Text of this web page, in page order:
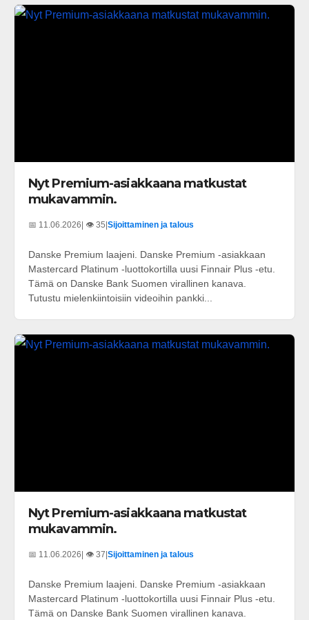
Nyt Premium-asiakkaana matkustat
mukavammin.
📅 11.06.2026 | 👁️ 35 Sijoittaminen ja talous
Danske Premium laajeni. Danske Premium -asiakkaan
Mastercard Platinum -luottokortilla uusi Finnair Plus -etu.
Tämä on Danske Bank Suomen virallinen kanava.
Tutustu mielenkiintoisiin videoihin pankki...
Nyt Premium-asiakkaana matkustat
mukavammin.
📅 11.06.2026 | 👁️ 37 Sijoittaminen ja talous
Danske Premium laajeni. Danske Premium -asiakkaan
Mastercard Platinum -luottokortilla uusi Finnair Plus -etu.
Tämä on Danske Bank Suomen virallinen kanava.